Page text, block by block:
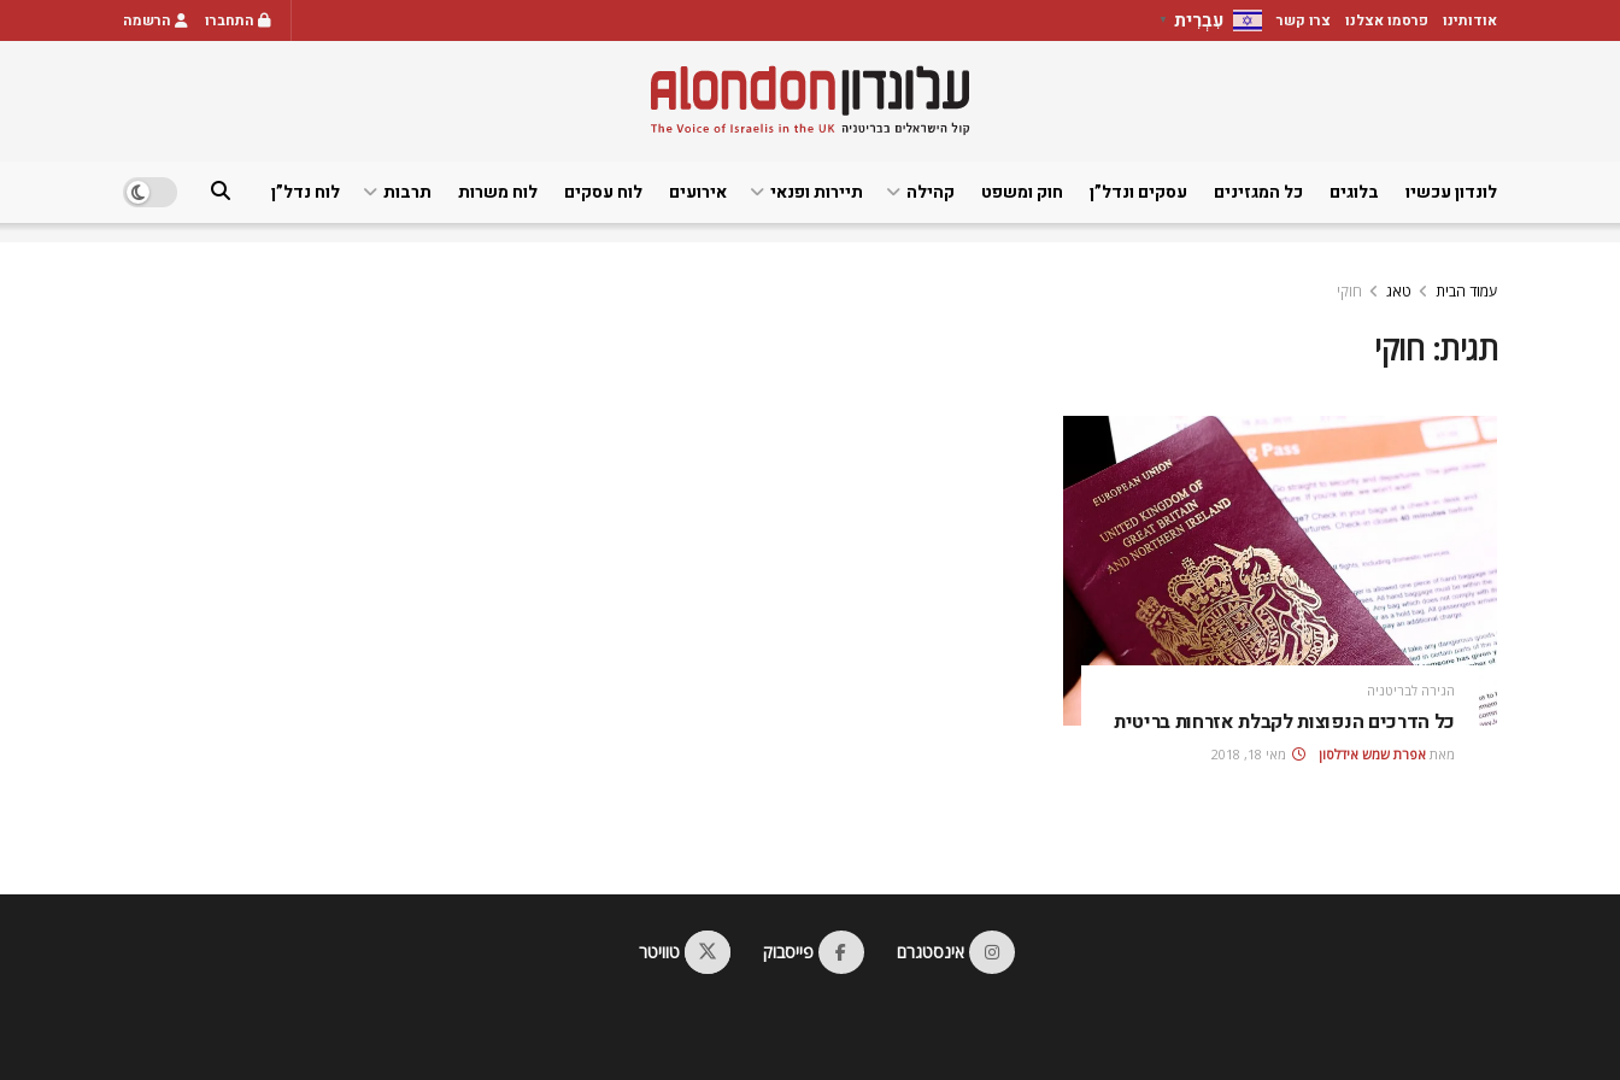
אודותינו פרסמו אצלנו צרו קשר עִבְרִית ▼ התחברו הרשמה
לונדון עכשיו בלוגים כל המגזינים עסקים ונדל”ן חוק ומשפט קהילה תיירות ופנאי אירועים לוח עסקים לוח משרות תרבות לוח נדל”ן
עמוד הבית טאג חוקי
תגית: חוקי
הגירה לבריטניה
כל הדרכים הנפוצות לקבלת אזרחות בריטית
מאת אפרת‭ ‬שמש‭ ‬אידלסון מאי 18, 2018
אינסטגרם פייסבוק טוויטר